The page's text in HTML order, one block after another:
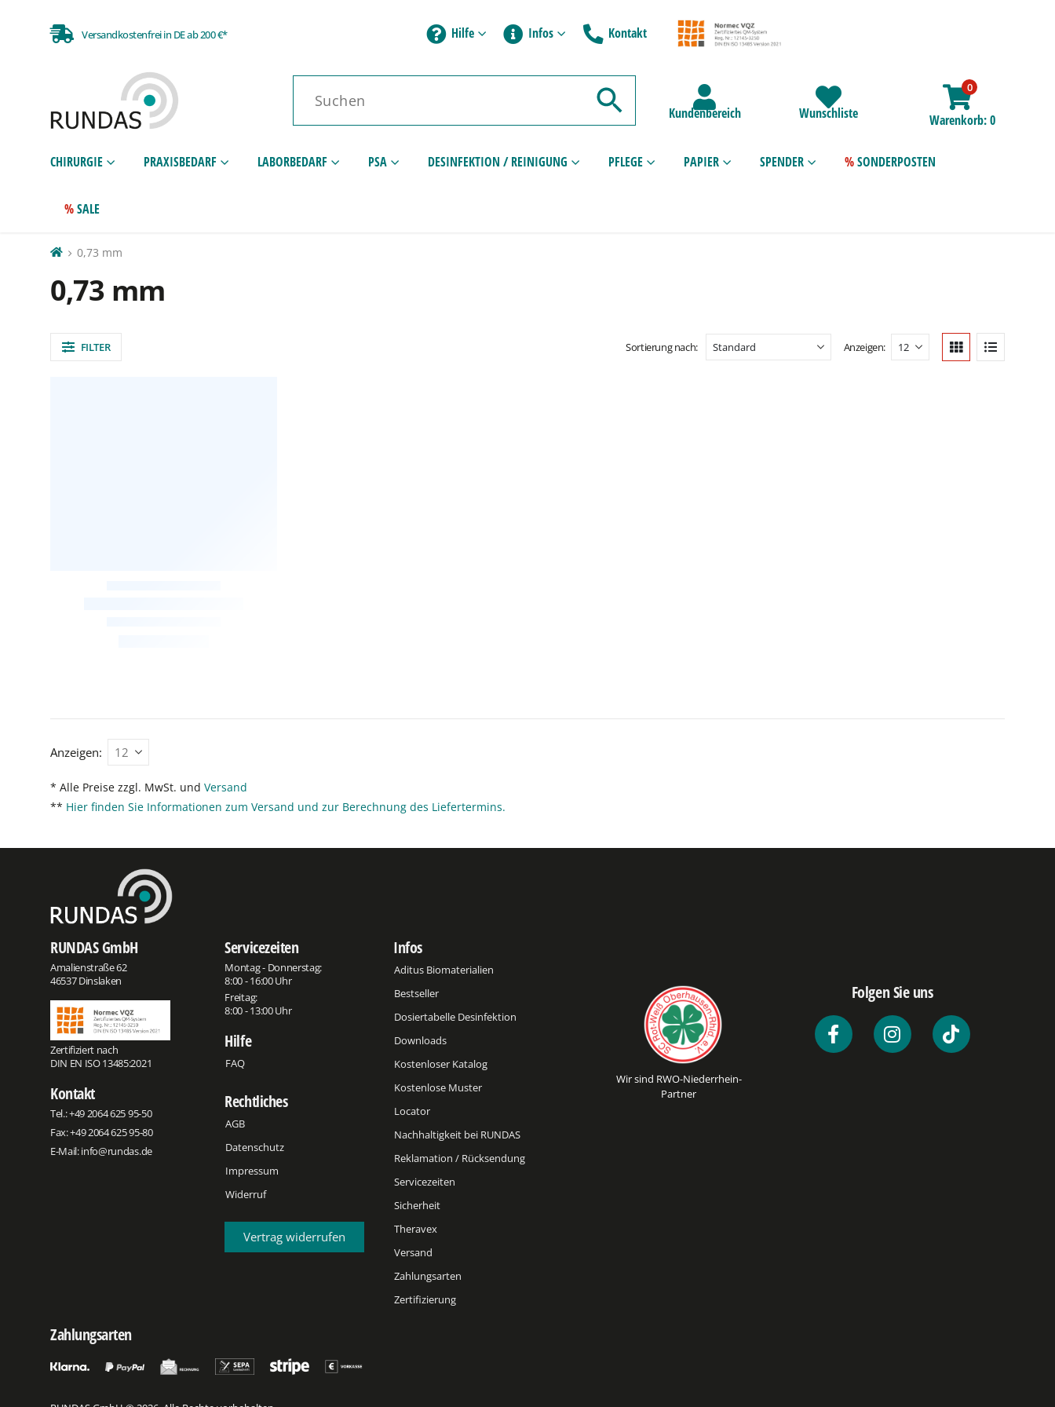
Versandkostenfrei in DE ab 200 €* Hilfe Infos Kontakt
Kundenbereich Wunschliste
0
Warenkorb 0
CHIRURGIE PRAXISBEDARF LABORBEDARF PSA DESINFEKTION / REINIGUNG PFLEGE PAPIER SPENDER SONDERPOSTEN
SALE
0,73 mm
0,73 mm
FILTER Sortierung nach: Anzeigen:
Anzeigen:
* Alle Preise zzgl. MwSt. und Versand
** Hier finden Sie Informationen zum Versand und zur Berechnung des Liefertermins.
RUNDAS GmbH
Amalienstraße 62
46537 Dinslaken
Zertifiziert nach
DIN EN ISO 13485:2021
Kontakt
Tel.:+49 2064 625 95-50
Fax: +49 2064 625 95-80
E-Mail:info@rundas.de
Servicezeiten
Montag - Donnerstag:
8:00 - 16:00 Uhr
Freitag:
8:00 - 13:00 Uhr
Hilfe
FAQ
Rechtliches
AGB
Datenschutz
Impressum
Widerruf
Vertrag widerrufen
Infos
Aditus Biomaterialien
Bestseller
Dosiertabelle Desinfektion
Downloads
Kostenloser Katalog
Kostenlose Muster
Locator
Nachhaltigkeit bei RUNDAS
Reklamation / Rücksendung
Servicezeiten
Sicherheit
Theravex
Versand
Zahlungsarten
Zertifizierung
Wir sind RWO-Niederrhein-
Partner
Folgen Sie uns
Zahlungsarten